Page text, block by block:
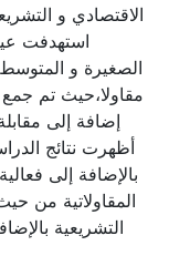
الاقتصادي و
استهدفت
مقاولا،حيث تم جمع
إضافة إلى
أظهرت نتائج
بالإضافة إلى
المقاولاتية من
التشريعية